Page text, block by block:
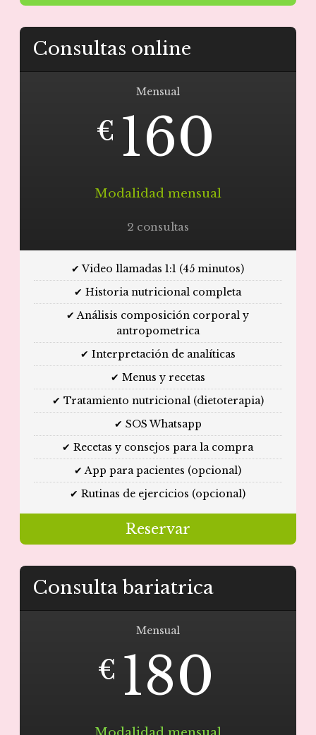
Consultas online
Mensual
€ 160
Modalidad mensual
2 consultas
✔ Video llamadas 1:1 (45 minutos)
✔ Historia nutricional completa
✔ Análisis composición corporal y
antropometrica
✔ Interpretación de analíticas
✔ Menus y recetas
✔ Tratamiento nutricional (dietoterapia)
✔ SOS Whatsapp
✔ Recetas y consejos para la compra
✔ App para pacientes (opcional)
✔ Rutinas de ejercicios (opcional)
Reservar
Consulta bariatrica
Mensual
€ 180